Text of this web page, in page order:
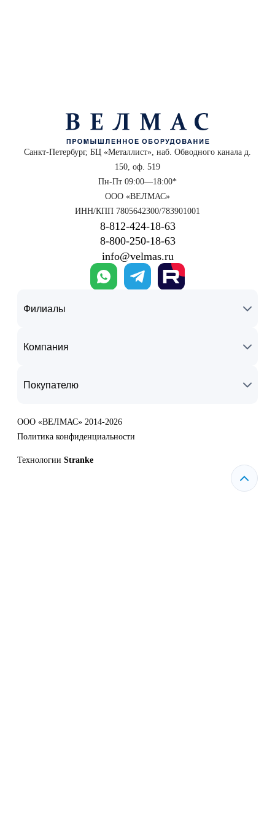
Санкт-Петербург, БЦ «Металлист», наб. Обводного канала д.
150, оф. 519
Пн-Пт 09:00—18:00*
ООО «ВЕЛМАС»
ИНН/КПП 7805642300/783901001
8‑812‑424‑18‑63
8‑800‑250‑18‑63
info@velmas.ru
Филиалы
Компания
Покупателю
ООО «ВЕЛМАС» 2014-2026
Политика конфиденциальности
Технологии Stranke